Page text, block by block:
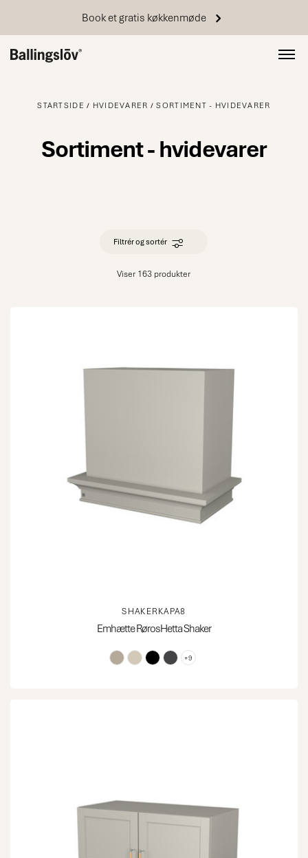
Book et gratis køkkenmøde
STARTSIDE HVIDEVARER SORTIMENT - HVIDEVARER
Sortiment - hvidevarer
Filtrér og sortér
Viser 163 produkter
SHAKERKAPA8
Emhætte RørosHetta Shaker
+9